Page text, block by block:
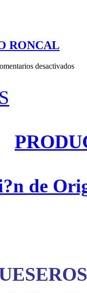
RONCAL
desactivadosen
de